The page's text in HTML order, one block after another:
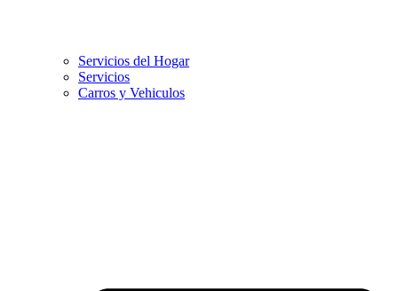
Servicios del Hogar
Servicios
Carros y Vehiculos